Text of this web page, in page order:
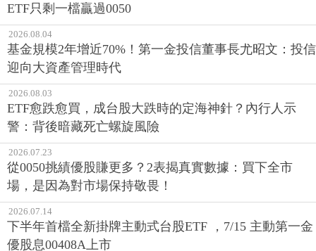
ETF只剩一檔贏過0050
2026.08.04
基金規模2年增近70%！第一金投信董事長尤昭文：投信
迎向大資產管理時代
2026.08.03
ETF愈跌愈買，成台股大跌時的定海神針？內行人示
警：背後暗藏死亡螺旋風險
2026.07.23
從0050挑績優股賺更多？2表揭真實數據：買下全市
場，是因為對市場保持敬畏！
2026.07.14
下半年首檔全新掛牌主動式台股ETF ，7/15 主動第一金
優股息00408A上市